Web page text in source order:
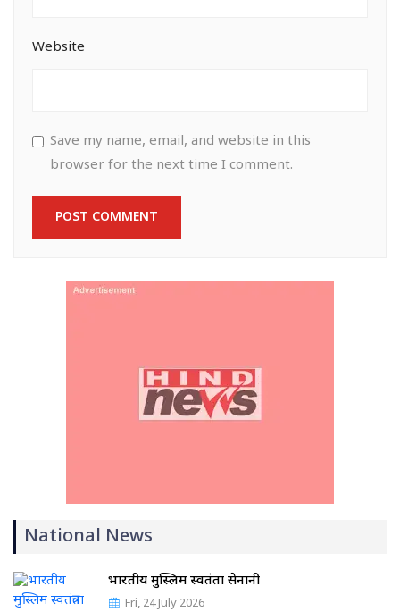
Website
Save my name, email, and website in this
browser for the next time I comment.
National News
भारतीय मुस्लिम स्वतंत्रता सेनानी
Fri, 24 July 2026